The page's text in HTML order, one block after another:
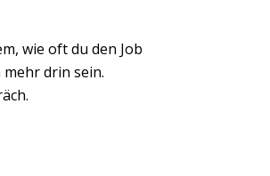
wie oft du den Job
drin sein.